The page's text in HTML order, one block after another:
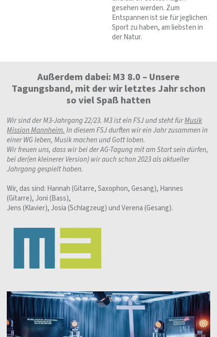
gesehen werden. Zum
Entspannen ist sie für jeglichen
Sport zu haben, am liebsten in
der Natur.
Außerdem dabei: M3 8.0 – Unsere
Tagungsband, mit der wir letztes Jahr schon
so viel Spaß hatten
Wir sind der M3-Jahrgang 22/23. M3 ist ein FSJ und steht fürMusik
Mission Mannheim. In diesem FSJ durften wir ein Jahr zusammen in
einer WG leben, Musik machen und Gott loben.
Wir freuen uns, dass wir bei der AG-Tagung mit am Start sein dürfen,
bei der(en kleinerer Version) wir auch schon 2023 als aktueller
Jahrgang gespielt haben.
Wir, das sind: Hannah (Gitarre, Saxophon, Gesang), Hannes
(Gitarre), Joni (Bass),
Jens (Klavier), Josia (Schlagzeug) und Verena (Gesang).